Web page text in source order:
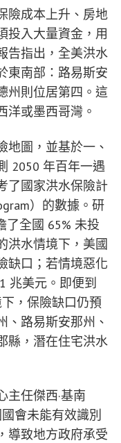
險成本上升、房地
投入大量資金，用
告指出，全美洪水
東南部：路易斯安
州則位居第四。這
洋或墨西哥灣。
地圖，並基於一、
2050 年百年一遇
了國家洪水保險計
）的數據。研
了全國 65% 未投
洪水情境下，美國
缺口；若情境惡化
兆美元。即便到
，保險缺口仍預
、路易斯安那州、
縣，潛在住宅洪水
主任傑西·基南
國會未能有效識別
導致地方政府承受